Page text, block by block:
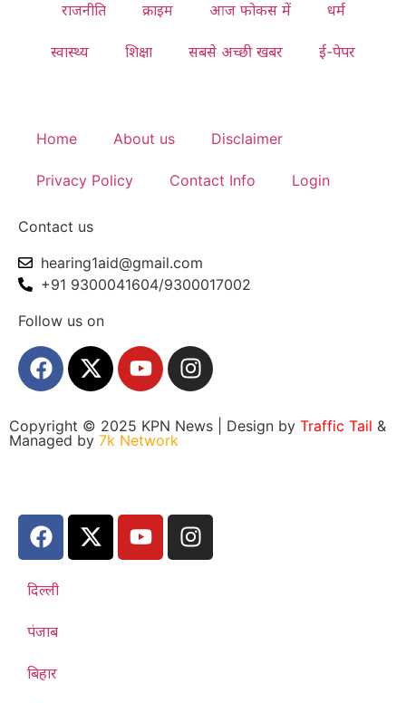
राजनीति क्राइम आज फोकस में धर्म
स्वास्थ्य शिक्षा सबसे अच्छी खबर ई-पेपर
Home About us Disclaimer
Privacy Policy Contact Info Login
Contact us
hearing1aid@gmail.com
+91 9300041604/9300017002
Follow us on
Copyright © 2025 KPN News | Design by Traffic Tail &
Managed by 7k Network
दिल्ली
पंजाब
बिहार